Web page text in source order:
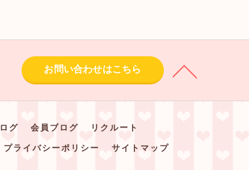
お問い合わせはこちら
グ 会員ブログ
リクルート
プライバシーポリシー サイトマップ